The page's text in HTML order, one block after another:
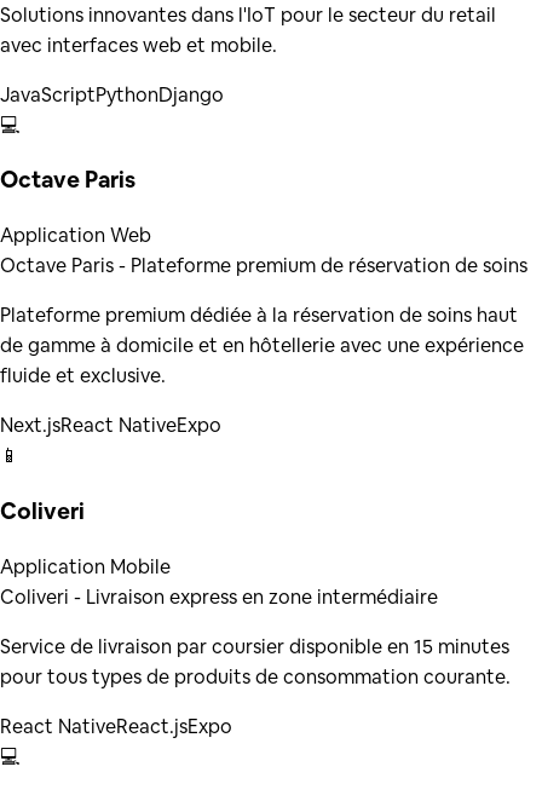
Solutions innovantes dans l'IoT pour le secteur du retail
avec interfaces web et mobile.
JavaScriptPythonDjango
💻
Octave Paris
Application Web
Octave Paris - Plateforme premium de réservation de soins
Plateforme premium dédiée à la réservation de soins haut
de gamme à domicile et en hôtellerie avec une expérience
fluide et exclusive.
Next.jsReact NativeExpo
📱
Coliveri
Application Mobile
Coliveri - Livraison express en zone intermédiaire
Service de livraison par coursier disponible en 15 minutes
pour tous types de produits de consommation courante.
React NativeReact.jsExpo
💻